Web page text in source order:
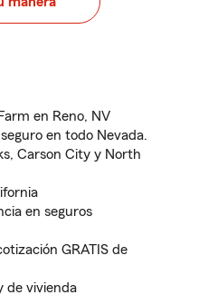
en Reno, NV
en todo Nevada.
Carson City y North
en seguros
GRATIS de
de vivienda